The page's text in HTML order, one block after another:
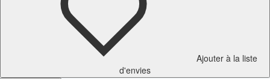
Ajouter à la liste
d'envies